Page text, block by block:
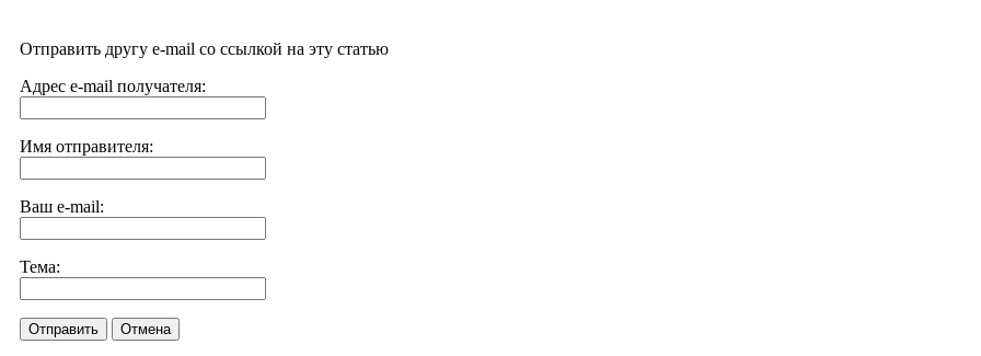
Отправить другу e-mail со ссылкой на эту статью
Адрес e-mail получателя:
Имя отправителя:
Ваш e-mail:
Тема:
Отправить Отмена